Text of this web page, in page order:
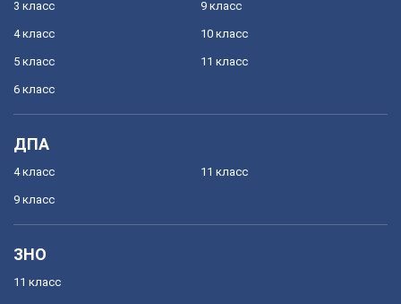
3 класс
4 класс
5 класс
6 класс
9 класс
10 класс
11 класс
ДПА
4 класс
9 класс
11 класс
ЗНО
11 класс